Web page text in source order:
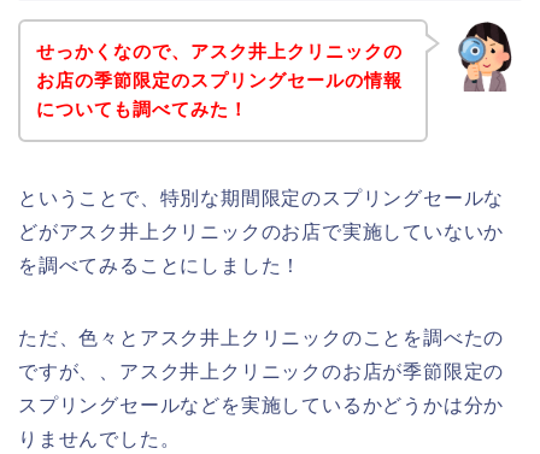
せっかくなので、アスク井上クリニックの
お店の季節限定のスプリングセールの情報
についても調べてみた！
ということで、特別な期間限定のスプリングセールな
どがアスク井上クリニックのお店で実施していないか
を調べてみることにしました！
ただ、色々とアスク井上クリニックのことを調べたの
ですが、、アスク井上クリニックのお店が季節限定の
スプリングセールなどを実施しているかどうかは分か
りませんでした。